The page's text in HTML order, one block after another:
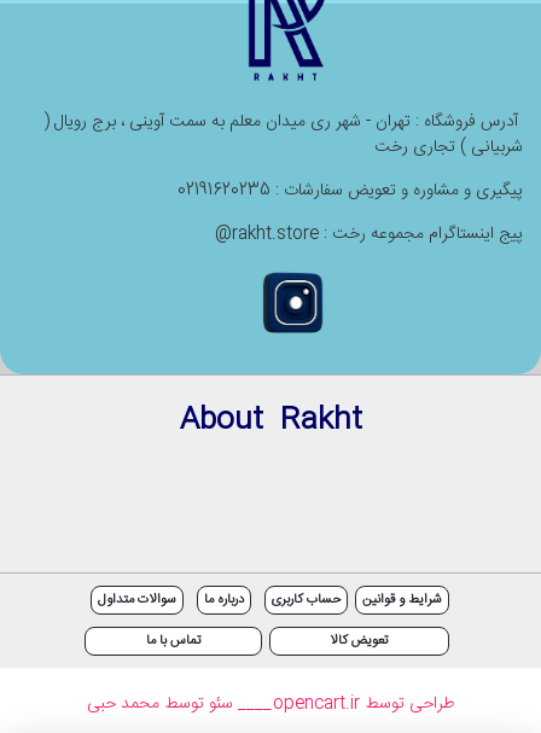
آدرس فروشگاه : تهران - شهر ری میدان معلم به سمت آوینی ، برج رویال (
شربیانی ) تجاری رخت
پیگیری و مشاوره و تعویض سفارشات : 02191620235
پیج اینستاگرام مجموعه رخت : rakht.store@
About Rakht
شرایط و قوانین حساب کاربری درباره ما
سوالات متداول
تعویض کالا
تماس با ما
طراحی توسط opencart.ir ____ سئو توسط محمد حبی